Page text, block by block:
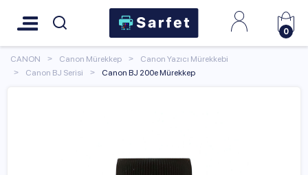
0
CANON Canon Mürekkep
Canon Yazıcı Mürekkebi
Canon BJ Serisi
Canon BJ 200e Mürekkep